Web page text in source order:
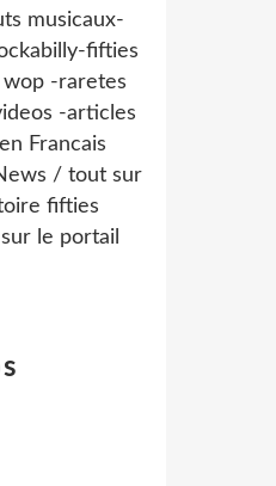
musicaux-
fifties
-raretes
-articles
Francais
/ tout sur
fifties
sur le portail